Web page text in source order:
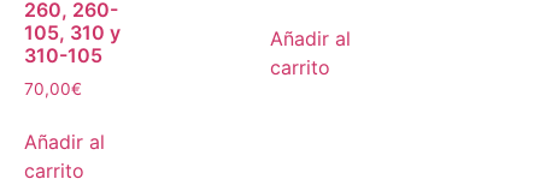
260, 260-
105, 310 y
310-105
70,00€
Añadir al
carrito
Añadir al
carrito